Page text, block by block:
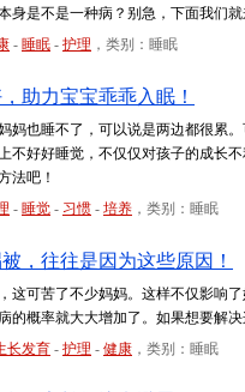
身是不是一种病？别急，下面我们
- 睡眠 - 护理 ，类别：睡眠
助力宝宝乖乖入眠！
妈也睡不了，可以说是两边都很累
不好好睡觉，不仅仅对孩子的成长
法吧！
- 睡觉 - 习惯 - 培养 ，类别：睡眠
，往往是因为这些原因！
这可苦了不少妈妈。这样不仅影响
的概率就大大增加了。如果想要解
长发育 - 护理 - 健康 ，类别：睡眠